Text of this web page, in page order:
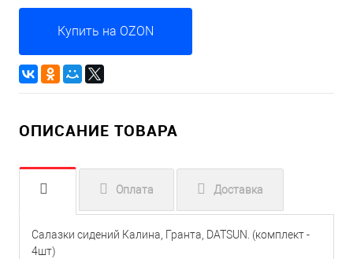
Купить на OZON
ОПИСАНИЕ ТОВАРА
Оплата Доставка
Салазки сидений Калина, Гранта, DATSUN. (комплект -
4шт)